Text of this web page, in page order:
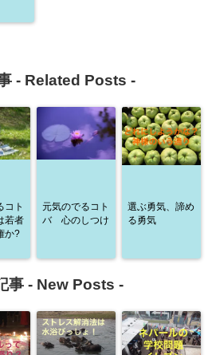
- Related Posts -
コト
者
か?
元気のでるコト
バ 心のしつけ
選ぶ勇気、諦め
る勇気
事 - New Posts -